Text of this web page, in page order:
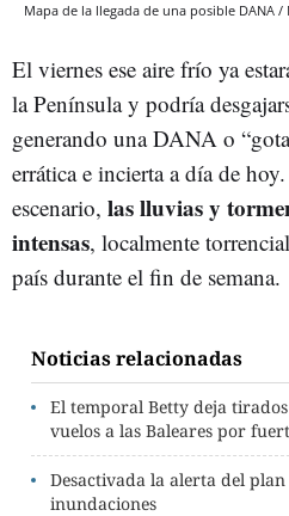
Mapa de la llegada de una posible DANA /
El viernes ese aire frío ya
la Península y podría
generando una DANA o
errática e incierta a día de
escenario, las lluvias y
intensas, localmente
país durante el fin de semana.
Noticias relacionadas
El temporal Betty deja
vuelos a las Baleares por
Desactivada la alerta del
inundaciones